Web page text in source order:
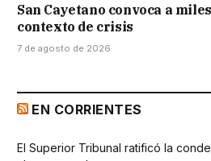
San Cayetano convoca a
contexto de crisis
7 de agosto de 2026
EN CORRIENTES
El Superior Tribunal ratificó la